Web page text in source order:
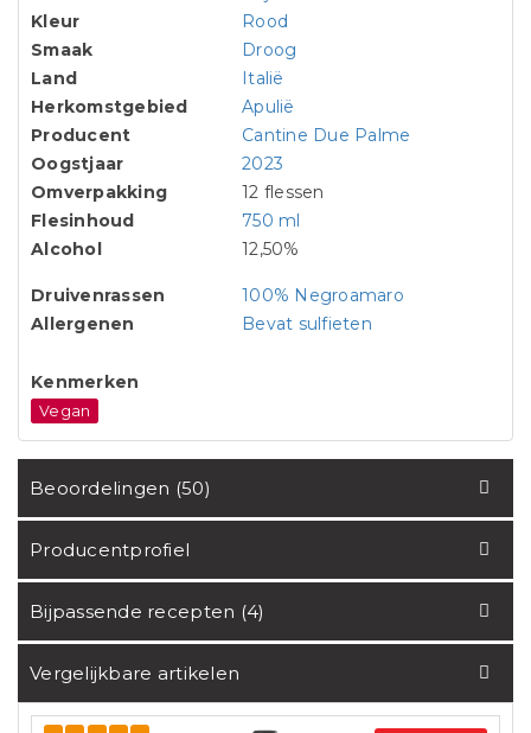
Kleur
Rood
Smaak
Droog
Land
Italië
Herkomstgebied
Apulië
Producent
Cantine Due Palme
Oogstjaar
2023
Omverpakking
12 flessen
Flesinhoud
750 ml
Alcohol
12,50%
Druivenrassen
100% Negroamaro
Allergenen
Bevat sulfieten
Kenmerken
Vegan
Beoordelingen (50)
Producentprofiel
Bijpassende recepten (4)
Vergelijkbare artikelen